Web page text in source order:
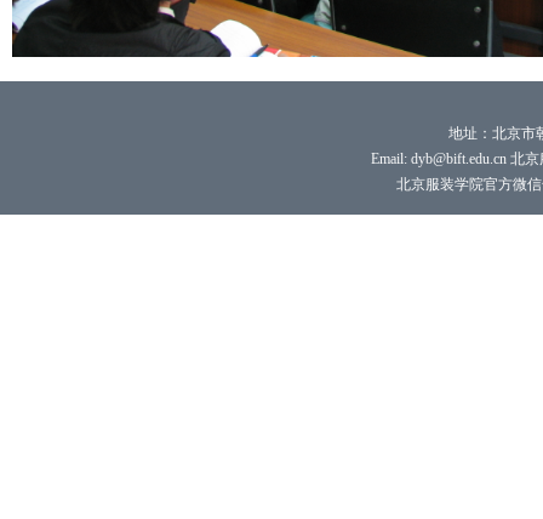
地址：北京市
Email: dyb@bift.edu.cn 北
北京服装学院官方微信